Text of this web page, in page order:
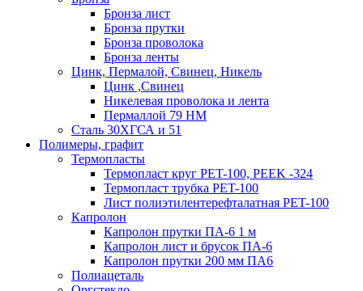
Бронза лист
Бронза прутки
Бронза проволока
Бронза ленты
Цинк, Пермалой, Свинец, Никель
Цинк ,Свинец
Никелевая проволока и лента
Пермаллой 79 НМ
Сталь 30ХГСА и 51
Полимеры, графит
Термопласты
Термопласт круг PET-100, PEEK -324
Термопласт трубка PET-100
Лист полиэтилентерефталатная PET-100
Капролон
Капролон прутки ПА-6 1 м
Капролон лист и брусок ПА-6
Капролон прутки 200 мм ПА6
Полиацеталь